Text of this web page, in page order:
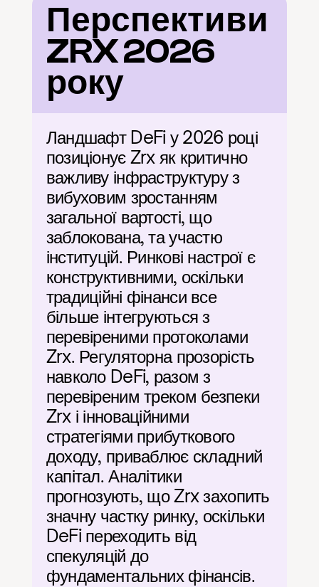
Перспективи
ZRX 2026
року
Ландшафт DeFi у 2026 році
позиціонує Zrx як критично
важливу інфраструктуру з
вибуховим зростанням
загальної вартості, що
заблокована, та участю
інституцій. Ринкові настрої є
конструктивними, оскільки
традиційні фінанси все
більше інтегруються з
перевіреними протоколами
Zrx. Регуляторна прозорість
навколо DeFi, разом з
перевіреним треком безпеки
Zrx і інноваційними
стратегіями прибуткового
доходу, приваблює складний
капітал. Аналітики
прогнозують, що Zrx захопить
значну частку ринку, оскільки
DeFi переходить від
спекуляцій до
фундаментальних фінансів.